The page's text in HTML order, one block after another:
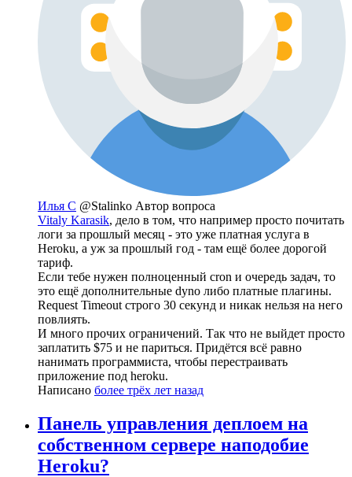
Илья С @Stalinko Автор вопроса
Vitaly Karasik, дело в том, что например просто почитать
логи за прошлый месяц - это уже платная услуга в
Heroku, а уж за прошлый год - там ещё более дорогой
тариф.
Если тебе нужен полноценный cron и очередь задач, то
это ещё дополнительные dyno либо платные плагины.
Request Timeout строго 30 секунд и никак нельзя на него
повлиять.
И много прочих ограничений. Так что не выйдет просто
заплатить $75 и не париться. Придётся всё равно
нанимать программиста, чтобы перестраивать
приложение под heroku.
Написано более трёх лет назад
Панель управления деплоем на
собственном сервере наподобие
Heroku?